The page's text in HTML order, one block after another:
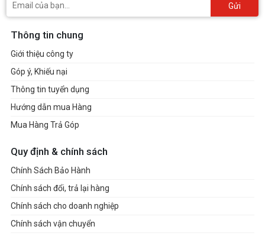
Gửi
Thông tin chung
Giới thiệu công ty
Góp ý, Khiếu nại
Thông tin tuyển dụng
Hướng dẫn mua Hàng
Mua Hàng Trả Góp
Quy định & chính sách
Chính Sách Bảo Hành
Chính sách đổi, trả lại hàng
Chính sách cho doanh nghiệp
Chính sách vận chuyển